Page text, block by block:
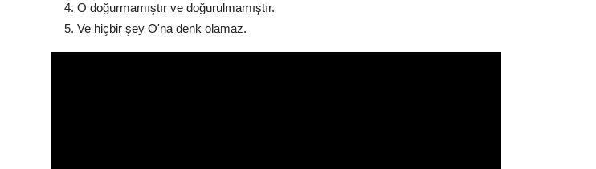
O doğurmamıştır ve doğurulmamıştır.
Ve hiçbir şey O'na denk olamaz.